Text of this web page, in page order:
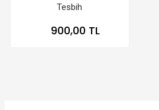
Tesbih
900,00 TL